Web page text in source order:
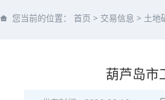
您当前的位置： 首页 > 交易信息 > 土地
葫芦岛市